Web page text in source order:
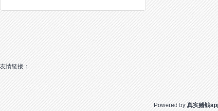
友情链接：
Powered by 真实赌钱